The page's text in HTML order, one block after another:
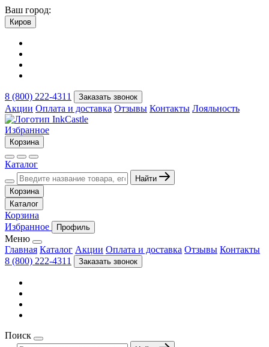
Ваш город:
Киров
8 (800) 222-4311 Заказать звонок
Акции Оплата и доставка Отзывы Контакты Лояльность
Избранное
Корзина
Каталог
Найти
Корзина
Каталог
Корзина
Избранное
Профиль
Меню
Главная Каталог Акции Оплата и доставка Отзывы Контакты
8 (800) 222-4311
Заказать звонок
Поиск